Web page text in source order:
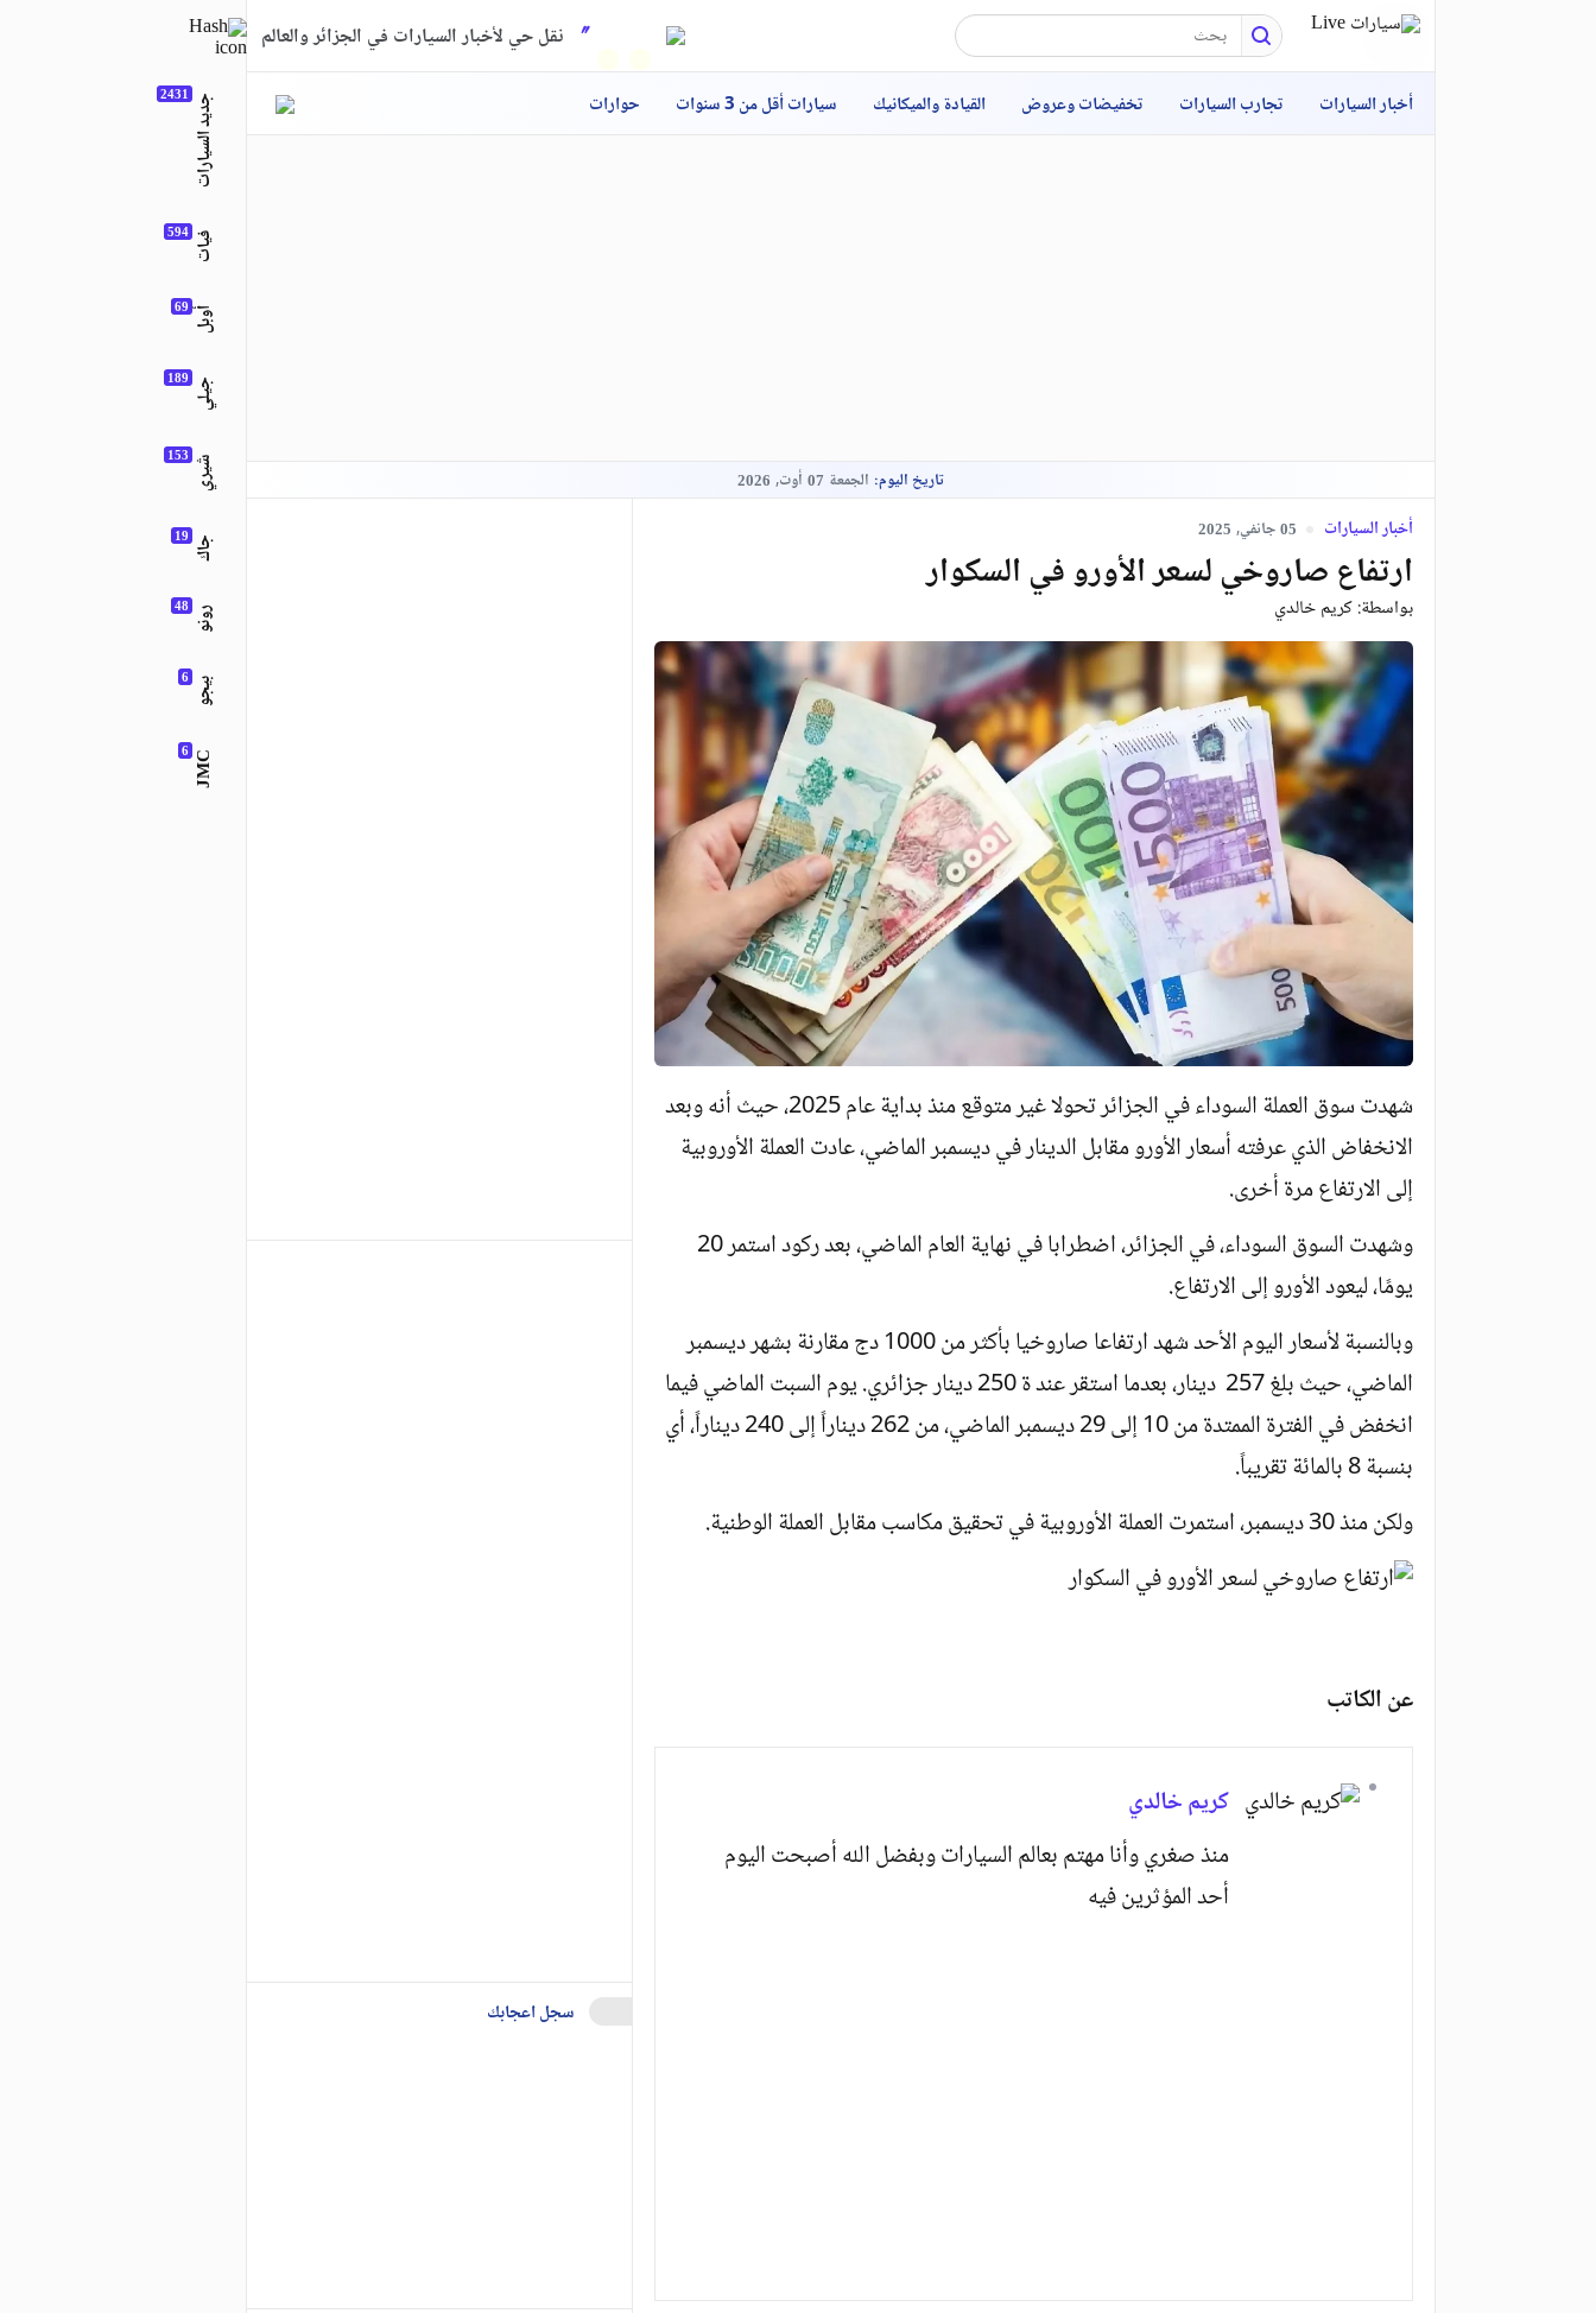
نقل حي لأخبار السيارات في الجزائر والعالم
أخبار السيارات تجارب السيارات تخفيضات وعروض القيادة والميكانيك سيارات أقل من 3 سنوات حوارات
تاريخ اليوم: الجمعة 07 أوت, 2026
أخبار السيارات 05 جانفي, 2025
ارتفاع صاروخي لسعر الأورو في السكوار
بواسطة:كريم خالدي
شهدت سوق العملة السوداء في الجزائر تحولا غير متوقع منذ بداية عام 2025، حيث أنه وبعد
الانخفاض الذي عرفته أسعار الأورو مقابل الدينار في ديسمبر الماضي، عادت العملة الأوروبية
إلى الارتفاع مرة أخرى.
وشهدت السوق السوداء، في الجزائر، اضطرابا في نهاية العام الماضي، بعد ركود استمر 20
يومًا، ليعود الأورو إلى الارتفاع.
وبالنسبة لأسعار اليوم الأحد شهد ارتفاعا صاروخيا بأكثر من 1000 دج مقارنة بشهر ديسمبر
الماضي، حيث بلغ 257 دينار، بعدما استقر عند ة 250 دينار جزائري. يوم السبت الماضي فيما
انخفض في الفترة الممتدة من 10 إلى 29 ديسمبر الماضي، من 262 ديناراً إلى 240 ديناراً، أي
بنسبة 8 بالمائة تقريباً.
ولكن منذ 30 ديسمبر، استمرت العملة الأوروبية في تحقيق مكاسب مقابل العملة الوطنية.
عن الكاتب
كريم خالدي
منذ صغري وأنا مهتم بعالم السيارات وبفضل الله أصبحت اليوم
أحد المؤثرين فيه
سجل اعجابك
جديد السيارات
فيات
أوبل
جيلي
شيري
جاك
رونو
بيجو
JMC